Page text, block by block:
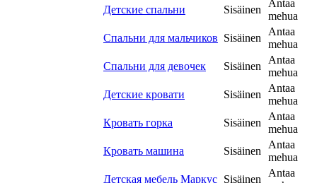
Детские спальни
Sisäinen
Antaa
mehua
Спальни для мальчиков Sisäinen
Antaa
mehua
Спальни для девочек
Sisäinen
Antaa
mehua
Детские кровати
Sisäinen
Antaa
mehua
Кровать горка
Sisäinen
Antaa
mehua
Кровать машина
Sisäinen
Antaa
mehua
Детская мебель Маркус Sisäinen
Antaa